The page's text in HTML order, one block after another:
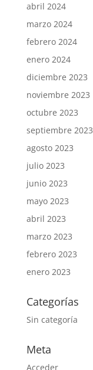
abril 2024
marzo 2024
febrero 2024
enero 2024
diciembre 2023
noviembre 2023
octubre 2023
septiembre 2023
agosto 2023
julio 2023
junio 2023
mayo 2023
abril 2023
marzo 2023
febrero 2023
enero 2023
Categorías
Sin categoría
Meta
Acceder